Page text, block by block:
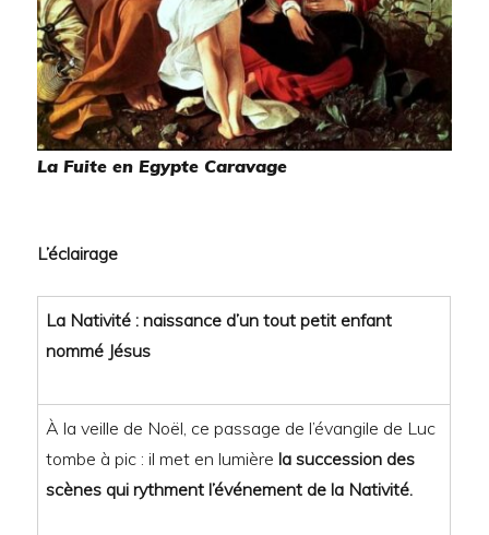
La Fuite en Egypte Caravage
L’éclairage
La Nativité : naissance d’un tout petit enfant
nommé Jésus
À la veille de Noël, ce passage de l’évangile de Luc
tombe à pic : il met en lumière la succession des
scènes qui rythment l’événement de la Nativité.